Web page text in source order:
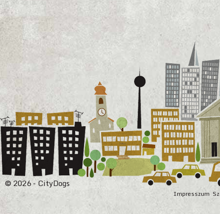
Impresszum
© 2026 - CityDogs